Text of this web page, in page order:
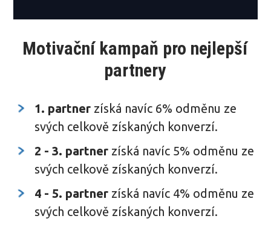
Motivační kampaň pro nejlepší
partnery
1. partner získá navíc 6% odměnu ze
svých celkově získaných konverzí.
2 - 3. partner získá navíc 5% odměnu ze
svých celkově získaných konverzí.
4 - 5. partner získá navíc 4% odměnu ze
svých celkově získaných konverzí.